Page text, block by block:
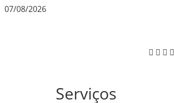
07/08/2026
Serviços